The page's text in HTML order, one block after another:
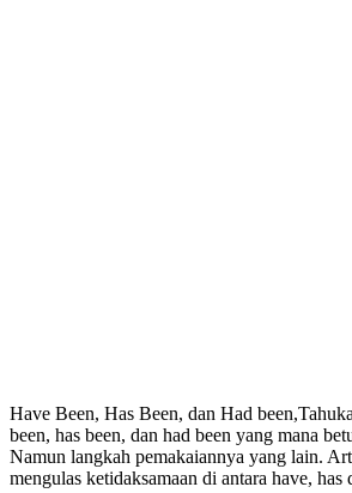
Have Been, Has Been, dan Had
been, has been, dan had been yang mana
Namun langkah pemakaiannya yang lain.
mengulas ketidaksamaan di antara have, has